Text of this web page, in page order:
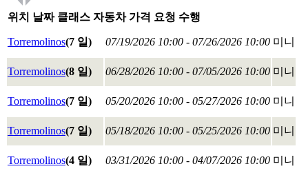
위치 날짜 클래스 자동차 가격 요청 수행
Torremolinos(7 일) 07/19/2026 10:00 - 07/26/2026 10:00 미니
Torremolinos(8 일) 06/28/2026 10:00 - 07/05/2026 10:00 미니
Torremolinos(7 일) 05/20/2026 10:00 - 05/27/2026 10:00 미니
Torremolinos(7 일) 05/18/2026 10:00 - 05/25/2026 10:00 미니
Torremolinos(4 일) 03/31/2026 10:00 - 04/07/2026 10:00 미니